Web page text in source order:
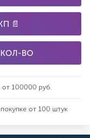
📄
ВО
от 100000 руб.
от 100 штук